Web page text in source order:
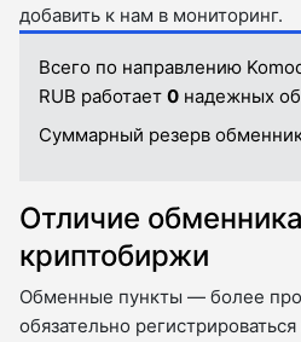
добавить к нам в мониторинг.
Всего по направлению
RUB работает 0 надежных
Суммарный резерв
Отличие
криптобиржи
Обменные пункты — более
обязательно